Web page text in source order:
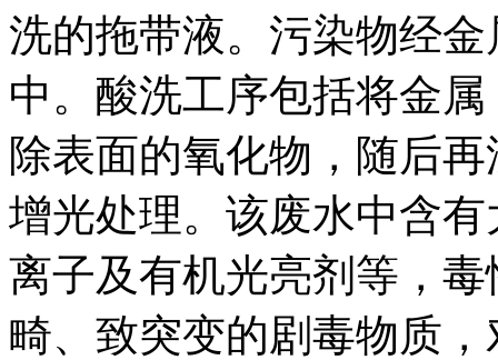
洗的拖带液。污染物经
中。酸洗工序包括将金
除表面的氧化物，随后
增光处理。该废水中含
离子及有机光亮剂等，
畸、致突变的剧毒物质